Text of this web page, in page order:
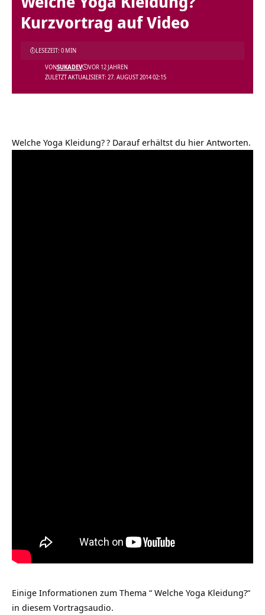
Kurzvortrag auf Video
ZULETZT AKTUALISIERT: 27. AUGUST 2014 02:15
VONSUKADEV VOR 12 JAHREN
LESEZEIT: 0 MIN
Welche Yoga Kleidung?? Darauf erhältst du hier Antworten.
Einige Informationen zum Thema “ Welche Yoga Kleidung?“
in diesem Vortragsaudio.